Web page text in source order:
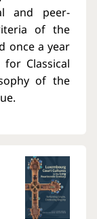
and peer-
of the
once a year
Classical
of the